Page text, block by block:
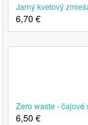
Jarný kvetový
6,70€
Zero waste - čajové
6,50€